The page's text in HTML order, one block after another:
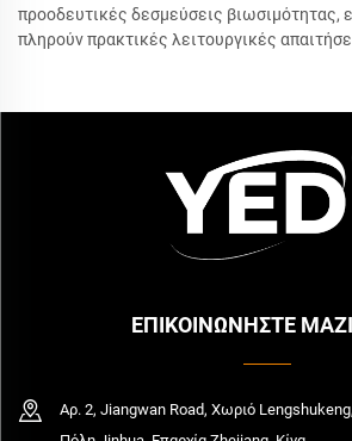
προοδευτικές δεσμεύσεις βιωσιμότητας,
πληρούν πρακτικές λειτουργικές
ΕΠΙΚΟΙΝΩΝΗΣΤΕ
Αρ. 2, Jiangwan Road, Χωριό